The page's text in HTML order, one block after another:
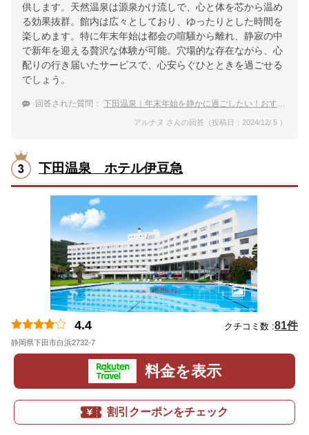
供します。天然温泉は源泉かけ流しで、心と体を芯から温め
る効果抜群。館内は広々としており、ゆったりとした時間を
楽しめます。特に年末年始は都会の喧騒から離れ、静寂の中
で新年を迎える贅沢な体験が可能。穴場的な存在ながら、心
配りの行き届いたサービスで、心安らぐひとときを過ごせる
でしょう。
回答された質問： 下田温泉｜年末年始を静かに過ごしたい！おすすめの穴場な宿は？
アルナヌ さんの回答（投稿日：2024/12/ 5 ）
下田温泉 ホテル伊豆急
4.4 クチコミ数 :81件
静岡県下田市白浜2732-7
料金を表示
割引クーポンをチェック